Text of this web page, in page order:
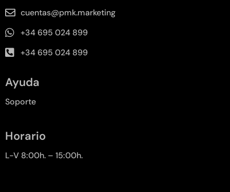
cuentas@pmk.marketing
+34 695 024 899
+34 695 024 899
Ayuda
Soporte
Horario
L-V 8:00h. – 15:00h.